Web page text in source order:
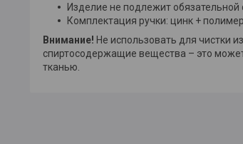
Изделие не подлежит обязательной
Комплектация ручки: цинк + полимер
Внимание! Не использовать для чистки
спиртосодержащие вещества – это
тканью.